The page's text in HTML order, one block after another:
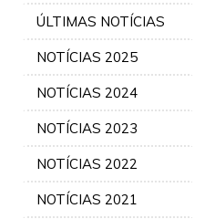
ÚLTIMAS NOTÍCIAS
NOTÍCIAS 2025
NOTÍCIAS 2024
NOTÍCIAS 2023
NOTÍCIAS 2022
NOTÍCIAS 2021